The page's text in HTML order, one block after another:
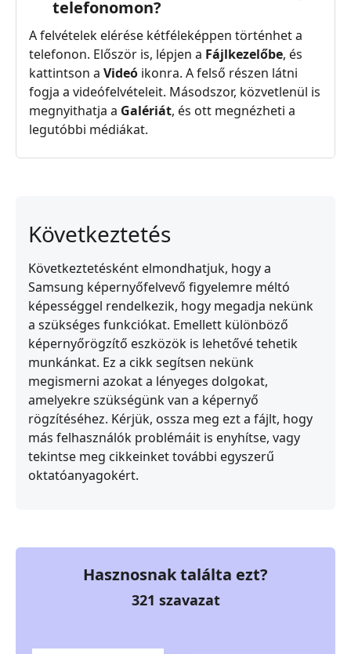
telefonomon?
A felvételek elérése kétféleképpen történhet a
telefonon. Először is, lépjen a Fájlkezelőbe, és
kattintson a Videó ikonra. A felső részen látni
fogja a videófelvételeit. Másodszor, közvetlenül is
megnyithatja a Galériát, és ott megnézheti a
legutóbbi médiákat.
Következtetés
Következtetésként elmondhatjuk, hogy a
Samsung képernyőfelvevő figyelemre méltó
képességgel rendelkezik, hogy megadja nekünk
a szükséges funkciókat. Emellett különböző
képernyőrögzítő eszközök is lehetővé tehetik
munkánkat. Ez a cikk segítsen nekünk
megismerni azokat a lényeges dolgokat,
amelyekre szükségünk van a képernyő
rögzítéséhez. Kérjük, ossza meg ezt a fájlt, hogy
más felhasználók problémáit is enyhítse, vagy
tekintse meg cikkeinket további egyszerű
oktatóanyagokért.
Hasznosnak találta ezt?
321 szavazat